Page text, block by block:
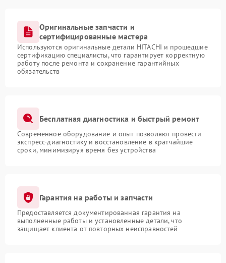
Оригинальные запчасти и
сертифицированные мастера
Используются оригинальные детали HITACHI и прошедшие
сертификацию специалисты, что гарантирует корректную
работу после ремонта и сохранение гарантийных
обязательств
Бесплатная диагностика и быстрый ремонт
Современное оборудование и опыт позволяют провести
экспресс-диагностику и восстановление в кратчайшие
сроки, минимизируя время без устройства
Гарантия на работы и запчасти
Предоставляется документированная гарантия на
выполненные работы и установленные детали, что
защищает клиента от повторных неисправностей